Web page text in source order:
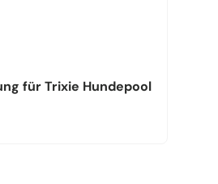
für Trixie Hundepool